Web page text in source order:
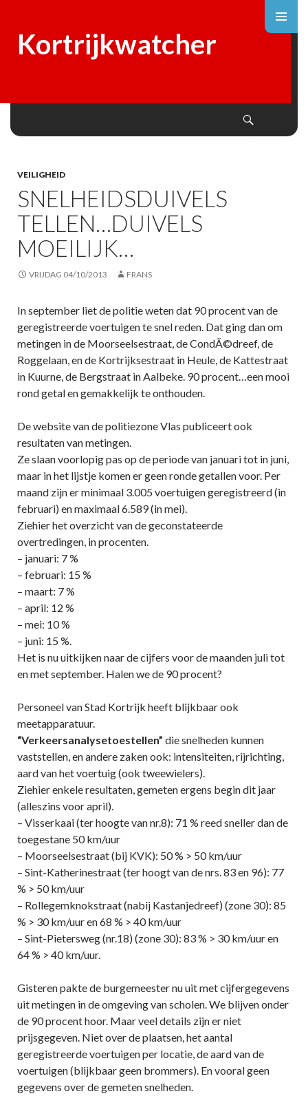
Kortrijkwatcher
VEILIGHEID
SNELHEIDSDUIVELS
TELLEN…DUIVELS
MOEILIJK…
VRIJDAG 04/10/2013 FRANS
In september liet de politie weten dat 90 procent van de
geregistreerde voertuigen te snel reden. Dat ging dan om
metingen in de Moorseelsestraat, de CondÃ©dreef, de
Roggelaan, en de Kortrijksestraat in Heule, de Kattestraat
in Kuurne, de Bergstraat in Aalbeke. 90 procent…een mooi
rond getal en gemakkelijk te onthouden.
De website van de politiezone Vlas publiceert ook
resultaten van metingen.
Ze slaan voorlopig pas op de periode van januari tot in juni,
maar in het lijstje komen er geen ronde getallen voor. Per
maand zijn er minimaal 3.005 voertuigen geregistreerd (in
februari) en maximaal 6.589 (in mei).
Ziehier het overzicht van de geconstateerde
overtredingen, in procenten.
– januari: 7 %
– februari: 15 %
– maart: 7 %
– april: 12 %
– mei: 10 %
– juni: 15 %.
Het is nu uitkijken naar de cijfers voor de maanden juli tot
en met september. Halen we de 90 procent?
Personeel van Stad Kortrijk heeft blijkbaar ook
meetapparatuur.
“Verkeersanalysetoestellen” die snelheden kunnen
vaststellen, en andere zaken ook: intensiteiten, rijrichting,
aard van het voertuig (ook tweewielers).
Ziehier enkele resultaten, gemeten ergens begin dit jaar
(alleszins voor april).
– Visserkaai (ter hoogte van nr.8): 71 % reed sneller dan de
toegestane 50 km/uur
– Moorseelsestraat (bij KVK): 50 % > 50 km/uur
– Sint-Katherinestraat (ter hoogt van de nrs. 83 en 96): 77
% > 50 km/uur
– Rollegemknokstraat (nabij Kastanjedreef) (zone 30): 85
% > 30 km/uur en 68 % > 40 km/uur
– Sint-Pietersweg (nr.18) (zone 30): 83 % > 30 km/uur en
64 % > 40 km/uur.
Gisteren pakte de burgemeester nu uit met cijfergegevens
uit metingen in de omgeving van scholen. We blijven onder
de 90 procent hoor. Maar veel details zijn er niet
prijsgegeven. Niet over de plaatsen, het aantal
geregistreerde voertuigen per locatie, de aard van de
voertuigen (blijkbaar geen brommers). En vooral geen
gegevens over de gemeten snelheden.